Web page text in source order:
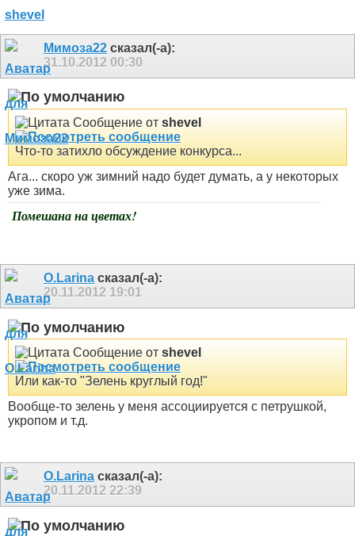
Мимоза22 сказал(-а):
31.10.2012 00:30
Сообщение от shevel
Что-то затихло обсуждение конкурса...
Ага... скоро уж зимний надо будет думать, а у некоторых
уже зима.
Помешана на цветах!
O.Larina сказал(-а):
20.11.2012 19:01
Сообщение от shevel
Или как-то "Зелень круглый год!"
Вообще-то зелень у меня ассоциируется с петрушкой,
укропом и т.д.
O.Larina сказал(-а):
20.11.2012 22:39